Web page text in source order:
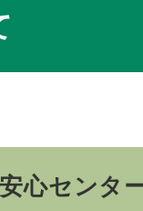
心センタ